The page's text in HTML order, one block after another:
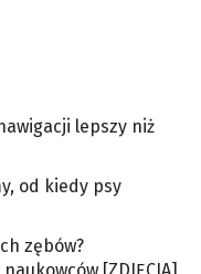
lepszy niż
od kiedy psy
zębów?